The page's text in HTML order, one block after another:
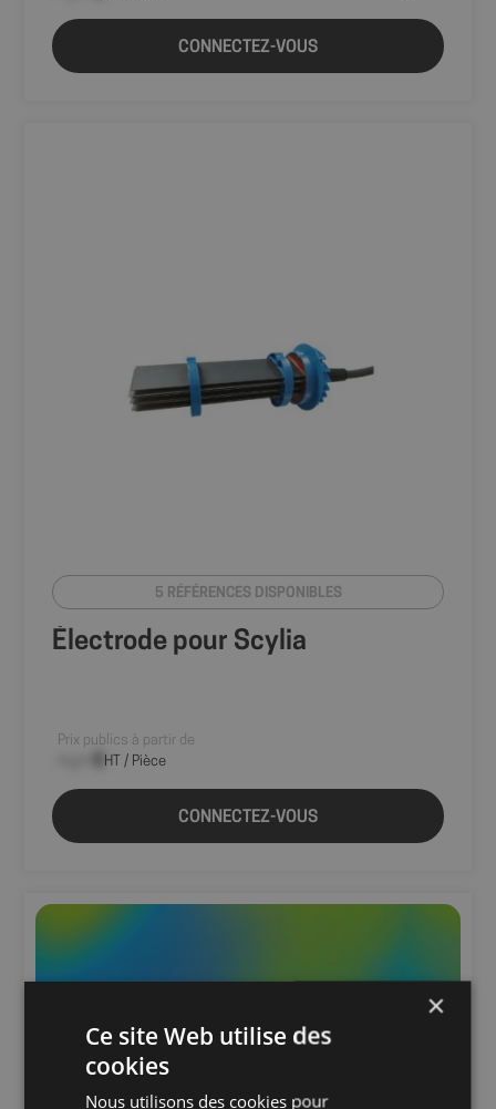
CONNECTEZ-VOUS
5 RÉFÉRENCES DISPONIBLES
Électrode pour Scylia
Prix publics à partir de
HT / Pièce
CONNECTEZ-VOUS
×
Ce site Web utilise des
cookies
Nous utilisons des cookies pour